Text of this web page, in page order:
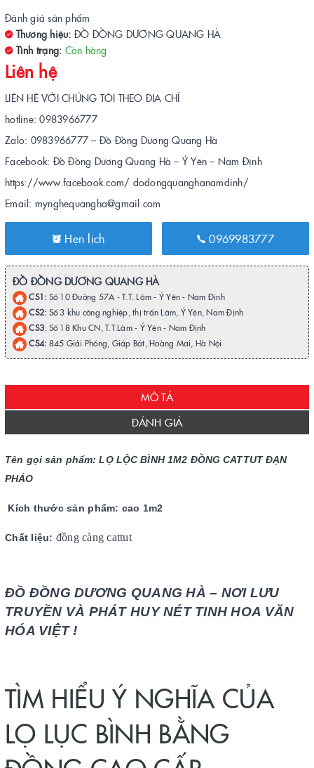
Đánh giá sản phẩm
Thương hiệu: ĐỒ ĐỒNG DƯƠNG QUANG HÀ
Tình trạng: Còn hàng
Liên hệ
LIÊN HỆ VỚI CHÚNG TÔI THEO ĐỊA CHỈ
hotline: 0983966777
Zalo: 0983966777 – Đồ Đồng Dương Quang Hà
Facebook: Đồ Đồng Dương Quang Hà – Ý Yên – Nam Định
https://www.facebook.com/ dodongquanghanamdinh/
Email: mynghequangha@gmail.com
Hẹn lịch 0969983777
ĐỒ ĐỒNG DƯƠNG QUANG HÀ
CS1: Số 10 Đường 57A - T.T. Lâm - Ý Yên - Nam Định
CS2: Số 3 khu công nghiệp, thị trấn Lâm, Ý Yên, Nam Định
CS3: Số 18 Khu CN, T.T.Lâm - Ý Yên - Nam Định
CS4: 845 Giải Phóng, Giáp Bát, Hoàng Mai, Hà Nội
MÔ TẢ
ĐÁNH GIÁ
Tên gọi sản phẩm:LỌ LỘC BÌNH 1M2 ĐỒNG CATTUT ĐẠN
PHÁO
Kích thước sản phẩm: cao 1m2
Chất liệu: đồng càng cattut
ĐỒ ĐỒNG DƯƠNG QUANG HÀ – NƠI LƯU
TRUYỀN VÀ PHÁT HUY NÉT TINH HOA VĂN
HÓA VIỆT !
TÌM HIỂU Ý NGHĨA CỦA
LỌ LỤC BÌNH BẰNG